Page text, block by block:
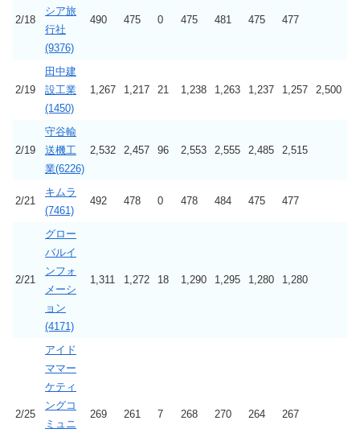
2/18
シア旅
行社
(9376)
490 475 0 475 481 475 477
2/19
田中建
設工業
(1450)
1,267 1,217 21 1,238 1,263 1,237 1,257 2,500
2/19
守谷輸
送機工
業(6226)
2,532 2,457 96 2,553 2,555 2,485 2,515
2/21
キムラ
(7461)
492 478 0 478 484 475 477
2/21
グロー
バルイ
ンフォ
メーシ
ョン
(4171)
1,311 1,272 18 1,290 1,295 1,280 1,280
2/25
アイド
ママー
ケティ
ングコ
ミュニ
269 261 7 268 270 264 267